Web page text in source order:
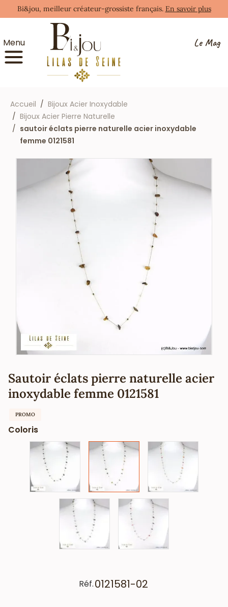
Bi&jou, meilleur créateur-grossiste français. En savoir plus
Menu Le Mag
Accueil
Bijoux Acier Inoxydable
Bijoux Acier Pierre Naturelle
sautoir éclats pierre naturelle acier inoxydable
femme 0121581
Sautoir éclats pierre naturelle acier
inoxydable femme 0121581
PROMO
Coloris
Réf.0121581-02